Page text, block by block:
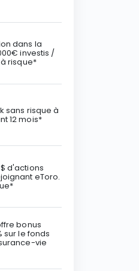
dans la
investis /
risque*
sans risque à
12 mois*
d'actions
eToro.
bonus
sur le fonds
vie